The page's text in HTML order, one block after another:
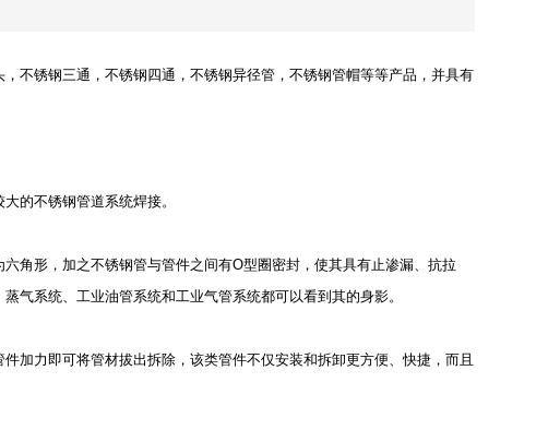
不锈钢三通，不锈钢四通，不锈钢异径管，不锈钢管帽等等产品，并具有
的不锈钢管道系统焊接。
形，加之不锈钢管与管件之间有O型圈密封，使其具有止渗漏、抗拉
气系统、工业油管系统和工业气管系统都可以看到其的身影。
力即可将管材拔出拆除，该类管件不仅安装和拆卸更方便、快捷，而且